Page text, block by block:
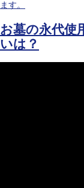
ます。
お墓の永代使
いは？